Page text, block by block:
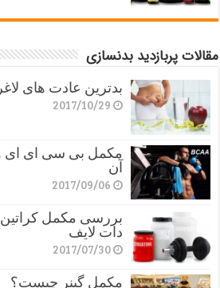
مقالات پربازدید بدنسازی
بدترین عادت های
2017/10/29
مکمل بی سی ای ای و
آن
2017/09/06
بررسی مکمل
دات لایف
2017/07/30
مکمل گینر چیست؟